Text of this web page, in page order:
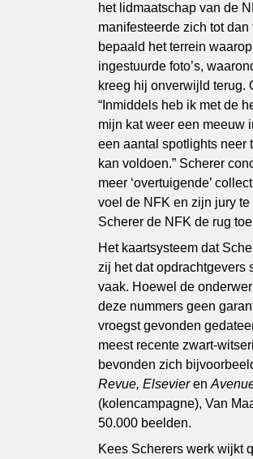
het lidmaatschap van de
manifesteerde zich tot
bepaald het terrein
ingestuurde foto’s,
kreeg hij onverwijld terug.
“Inmiddels heb ik met de
mijn kat weer een meeuw
een aantal spotlights neer
kan voldoen.” Scherer
meer ‘overtuigende’
voel de NFK en zijn jury
Scherer de NFK de rug
Het kaartsysteem dat
zij het dat opdrachtgevers
vaak. Hoewel de
deze nummers geen
vroegst gevonden
meest recente zwart-
bevonden zich
Revue, Elsevieren
(kolencampagne), Van
50.000 beelden.
Kees Scherers werk wijkt